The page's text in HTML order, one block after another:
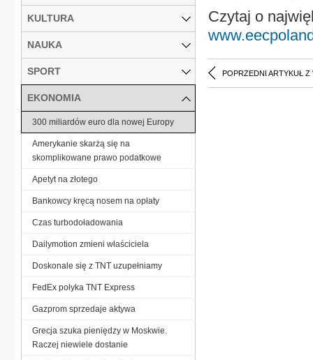
Czytaj o
POPRZEDNI ARTYKUŁ Z
KULTURA
NAUKA
SPORT
EKONOMIA
300 miliardów euro dla nowej Europy
Amerykanie skarżą się na
skomplikowane prawo podatkowe
Ape­tyt na zło­te­go
Bankowcy kręcą nosem na opłaty
Czas turbodoładowania
Dailymotion zmieni właściciela
Doskonale się z TNT uzupełniamy
FedEx połyka TNT Express
Gazprom sprzedaje aktywa
Grecja szuka pieniędzy w Moskwie.
Raczej niewiele dostanie